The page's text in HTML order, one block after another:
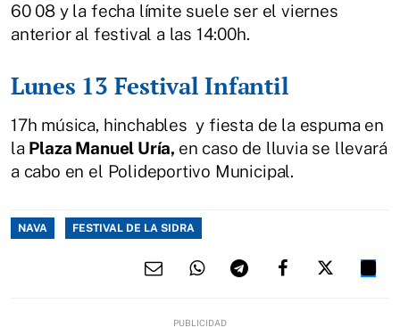
60 08 y la fecha límite suele ser el viernes
anterior al festival a las 14:00h.
Lunes 13 Festival Infantil
17h música, hinchables y fiesta de la espuma en
la Plaza Manuel Uría, en caso de lluvia se llevará
a cabo en el Polideportivo Municipal.
NAVA FESTIVAL DE LA SIDRA